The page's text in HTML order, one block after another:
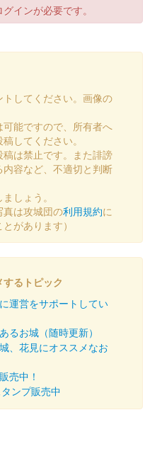
インが必要です。
してください。画像の
能ですので、所有者へ
してください。
は禁止です。また誹謗
容など、不適切と判断
しょう。
真は攻城団の利用規約に
があります）
るトピック
運営をサポートしてい
るお城（随時更新）
、花見にオススメなお
売中！
ンプ販売中